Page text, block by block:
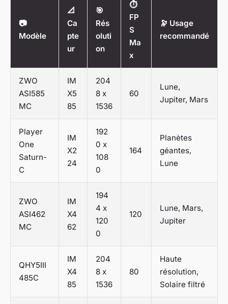
📷
Modèle
📐
Ca
pte
ur
🎯
Rés
oluti
on
⏱️
FP
S
Ma
x
🔭 Usage
recommandé
ZWO
ASI585
MC
IM
X5
85
204
8 x
1536
60
Lune,
Jupiter, Mars
Player
One
Saturn-
C
IM
X2
24
192
0 x
108
0
164
Planètes
géantes,
Lune
ZWO
ASI462
MC
IM
X4
62
194
4 x
120
0
120
Lune, Mars,
Jupiter
QHY5III
485C
IM
X4
85
204
8 x
1536
80
Haute
résolution,
Solaire filtré